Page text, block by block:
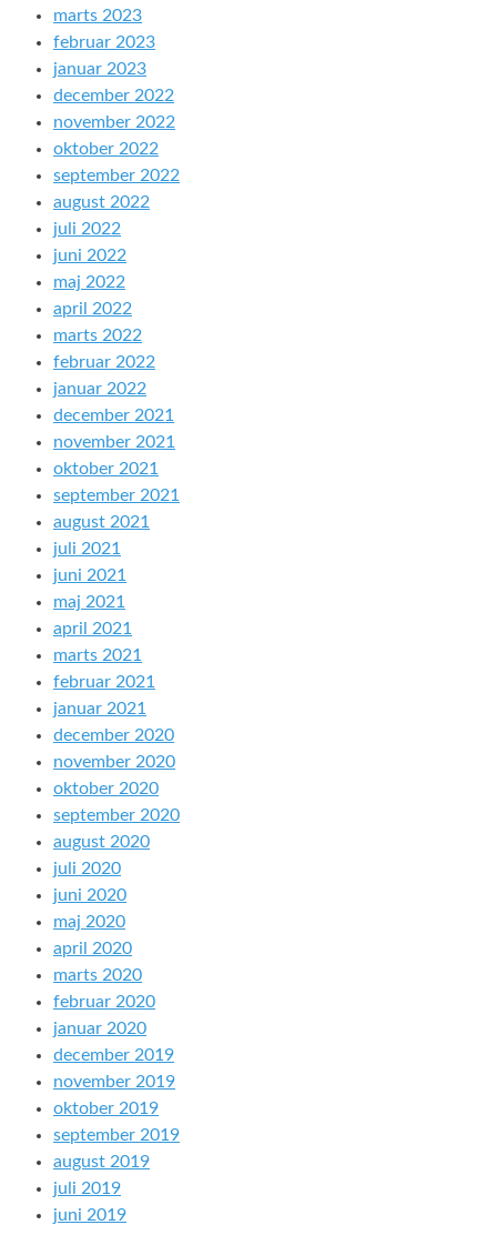
marts 2023
februar 2023
januar 2023
december 2022
november 2022
oktober 2022
september 2022
august 2022
juli 2022
juni 2022
maj 2022
april 2022
marts 2022
februar 2022
januar 2022
december 2021
november 2021
oktober 2021
september 2021
august 2021
juli 2021
juni 2021
maj 2021
april 2021
marts 2021
februar 2021
januar 2021
december 2020
november 2020
oktober 2020
september 2020
august 2020
juli 2020
juni 2020
maj 2020
april 2020
marts 2020
februar 2020
januar 2020
december 2019
november 2019
oktober 2019
september 2019
august 2019
juli 2019
juni 2019